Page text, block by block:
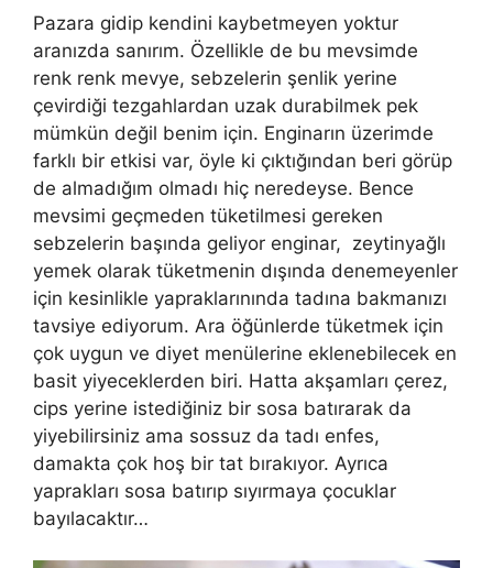
Pazara gidip kendini kaybetmeyen yoktur
aranızda sanırım. Özellikle de bu mevsimde
renk renk mevye, sebzelerin şenlik yerine
çevirdiği tezgahlardan uzak durabilmek pek
mümkün değil benim için. Enginarın üzerimde
farklı bir etkisi var, öyle ki çıktığından beri görüp
de almadığım olmadı hiç neredeyse. Bence
mevsimi geçmeden tüketilmesi gereken
sebzelerin başında geliyor enginar, zeytinyağlı
yemek olarak tüketmenin dışında denemeyenler
için kesinlikle yapraklarınında tadına bakmanızı
tavsiye ediyorum. Ara öğünlerde tüketmek için
çok uygun ve diyet menülerine eklenebilecek en
basit yiyeceklerden biri. Hatta akşamları çerez,
cips yerine istediğiniz bir sosa batırarak da
yiyebilirsiniz ama sossuz da tadı enfes,
damakta çok hoş bir tat bırakıyor. Ayrıca
yaprakları sosa batırıp sıyırmaya çocuklar
bayılacaktır…